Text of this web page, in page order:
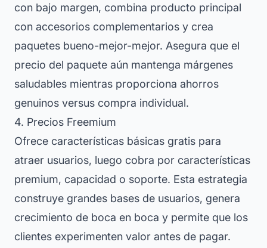
con bajo margen, combina producto principal
con accesorios complementarios y crea
paquetes bueno-mejor-mejor. Asegura que el
precio del paquete aún mantenga márgenes
saludables mientras proporciona ahorros
genuinos versus compra individual.
4. Precios Freemium
Ofrece características básicas gratis para
atraer usuarios, luego cobra por características
premium, capacidad o soporte. Esta estrategia
construye grandes bases de usuarios, genera
crecimiento de boca en boca y permite que los
clientes experimenten valor antes de pagar.